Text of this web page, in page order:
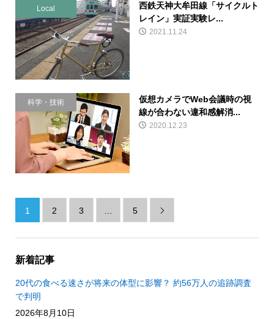
Local
西鉄天神大牟田線「サイクルト
レイン」実証実験レ...
2021.11.24
科学・技術
仮想カメラでWeb会議時の視
線が合わない違和感解消...
2020.12.23
1 2 3 5 
新着記事
20代の食べる速さが将来の体型に影響？ 約56万人の追跡調査
で判明
2026年8月10日